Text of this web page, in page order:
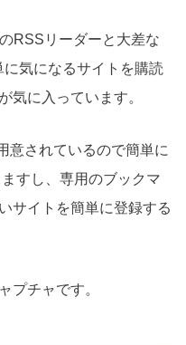
RSSリーダーと大差な
気になるサイトを購読
気に入っています。
意されているので簡単に
すし、専用のブックマ
サイトを簡単に登録する
プチャです。